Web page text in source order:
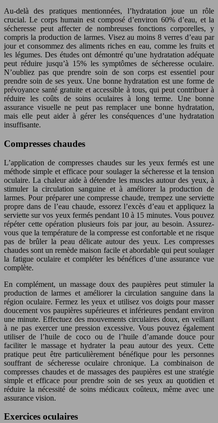
Au-delà des pratiques mentionnées, l’hydratation joue un rôle
crucial. Le corps humain est composé d’environ 60% d’eau, et la
sécheresse peut affecter de nombreuses fonctions corporelles, y
compris la production de larmes. Visez au moins 8 verres d’eau par
jour et consommez des aliments riches en eau, comme les fruits et
les légumes. Des études ont démontré qu’une hydratation adéquate
peut réduire jusqu’à 15% les symptômes de sécheresse oculaire.
N’oubliez pas que prendre soin de son corps est essentiel pour
prendre soin de ses yeux. Une bonne hydratation est une forme de
prévoyance santé gratuite et accessible à tous, qui peut contribuer à
réduire les coûts de soins oculaires à long terme. Une bonne
assurance visuelle ne peut pas remplacer une bonne hydratation,
mais elle peut aider à gérer les conséquences d’une hydratation
insuffisante.
Compresses chaudes
L’application de compresses chaudes sur les yeux fermés est une
méthode simple et efficace pour soulager la sécheresse et la tension
oculaire. La chaleur aide à détendre les muscles autour des yeux, à
stimuler la circulation sanguine et à améliorer la production de
larmes. Pour préparer une compresse chaude, trempez une serviette
propre dans de l’eau chaude, essorez l’excès d’eau et appliquez la
serviette sur vos yeux fermés pendant 10 à 15 minutes. Vous pouvez
répéter cette opération plusieurs fois par jour, au besoin. Assurez-
vous que la température de la compresse est confortable et ne risque
pas de brûler la peau délicate autour des yeux. Les compresses
chaudes sont un remède maison facile et abordable qui peut soulager
la fatigue oculaire et compléter les bénéfices d’une assurance vue
complète.
En complément, un massage doux des paupières peut stimuler la
production de larmes et améliorer la circulation sanguine dans la
région oculaire. Fermez les yeux et utilisez vos doigts pour masser
doucement vos paupières supérieures et inférieures pendant environ
une minute. Effectuez des mouvements circulaires doux, en veillant
à ne pas exercer une pression excessive. Vous pouvez également
utiliser de l’huile de coco ou de l’huile d’amande douce pour
faciliter le massage et hydrater la peau autour des yeux. Cette
pratique peut être particulièrement bénéfique pour les personnes
souffrant de sécheresse oculaire chronique. La combinaison de
compresses chaudes et de massages des paupières est une stratégie
simple et efficace pour prendre soin de ses yeux au quotidien et
réduire la nécessité de soins médicaux coûteux, même avec une
assurance vision.
Exercices oculaires